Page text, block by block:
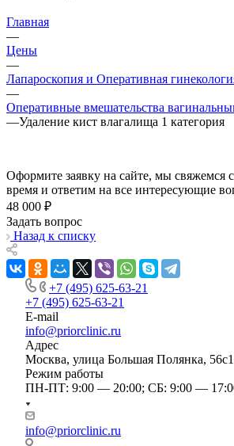
Главная
—
Цены
—
Лапароскопия и Оперативная
—
Оперативные вмешательства
—Удаление кист влагалища 1 категория
Оформите заявку на сайте, мы свяжемся
время и ответим на все интересующие
48 000 ₽
Задать вопрос
Назад к списку
+7 (495) 625-63-21
+7 (495) 625-63-21
E-mail
info@priorclinic.ru
Адрес
Москва, улица Большая Полянка,
Режим работы
ПН-ПТ: 9:00 — 20:00; СБ: 9:00 —
info@priorclinic.ru